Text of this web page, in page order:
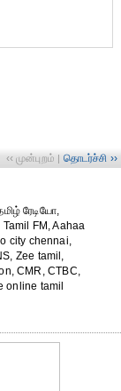
‹‹ முன்புறம் | தொடர்ச்சி ››
ரேடியோ,
FM, Aahaa
city chennai,
Zee tamil,
CMR, CTBC,
online tamil